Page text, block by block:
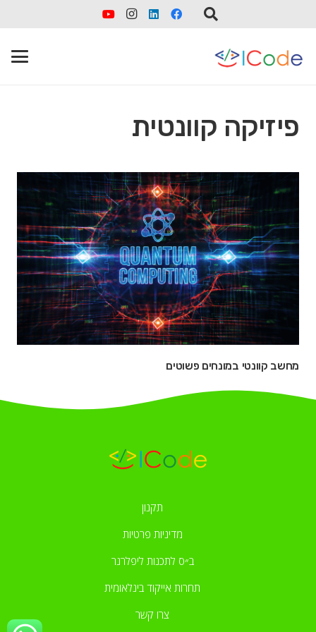
פיזיקה קוונטית
מחשב קוונטי במונחים פשוטים
תקנון
מדיניות פרטיות
ב״ס לתכנות ליפלרנר
תחרות אייקוד בינלאומית
צרו קשר